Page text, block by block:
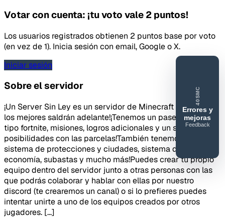
Votar con cuenta: ¡tu voto vale 2 puntos!
Los usuarios registrados obtienen 2 puntos base por voto
(en vez de 1). Inicia sesión con email, Google o X.
Iniciar sesión
Sobre el servidor
¡Un Server Sin Ley es un servidor de Minecraft donde solo
los mejores saldrán adelante!¡Tenemos un pase de batalla
tipo fortnite, misiones, logros adicionales y un sin fin de
posibilidades con las parcelas!También tenemos un
sistema de protecciones y ciudades, sistema de
economía, subastas y mucho más!Puedes crear tu propio
equipo dentro del servidor junto a otras personas con las
que podrás colaborar y hablar con ellas por nuestro
discord (te crearemos un canal) o si lo prefieres puedes
intentar unirte a uno de los equipos creados por otros
jugadores. [...]
40SMC
Errores y
mejoras
Feedback
40SERVIDORESMC
Reportar
error o
mejora